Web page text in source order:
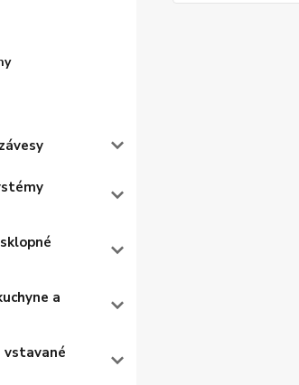
a
vstavané